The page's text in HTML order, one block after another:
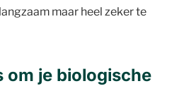
maar heel zeker te
om je biologische